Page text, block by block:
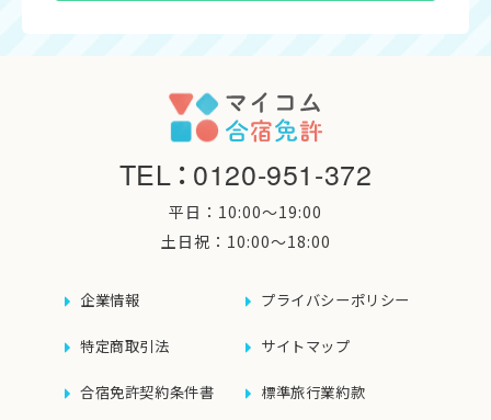
TEL：0120-951-372
平日：10:00〜19:00
土日祝：10:00〜18:00
企業情報 プライバシーポリシー
特定商取引法 サイトマップ
合宿免許契約条件書 標準旅行業約款